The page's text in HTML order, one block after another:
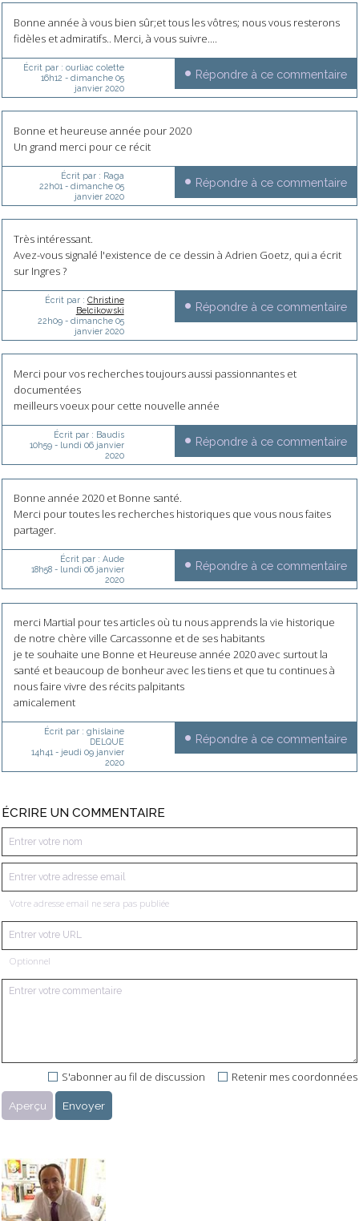
Bonne année à vous bien sûr;et tous les vôtres; nous vous resterons
fidèles et admiratifs.. Merci, à vous suivre....
Écrit par : ourliac colette
16h12 - dimanche 05
janvier 2020
Répondre à ce commentaire
Bonne et heureuse année pour 2020
Un grand merci pour ce récit
Écrit par : Raga
22h01 - dimanche 05
janvier 2020
Répondre à ce commentaire
Très intéressant.
Avez-vous signalé l'existence de ce dessin à Adrien Goetz, qui a écrit
sur Ingres ?
Écrit par : Christine
Belcikowski
22h09- dimanche 05
janvier 2020
Répondre à ce commentaire
Merci pour vos recherches toujours aussi passionnantes et
documentées
meilleurs voeux pour cette nouvelle année
Écrit par : Baudis
10h59- lundi 06 janvier
2020
Répondre à ce commentaire
Bonne année 2020 et Bonne santé.
Merci pour toutes les recherches historiques que vous nous faites
partager.
Écrit par : Aude
18h58- lundi 06 janvier
2020
Répondre à ce commentaire
merci Martial pour tes articles où tu nous apprends la vie historique
de notre chère ville Carcassonne et de ses habitants
je te souhaite une Bonne et Heureuse année 2020 avec surtout la
santé et beaucoup de bonheur avec les tiens et que tu continues à
nous faire vivre des récits palpitants
amicalement
Écrit par : ghislaine
DELQUE
14h41 - jeudi 09 janvier
2020
Répondre à ce commentaire
ÉCRIRE UN COMMENTAIRE
Votre adresse email ne sera pas publiée
Optionnel
Retenir mes coordonnées
S'abonner au fil de discussion